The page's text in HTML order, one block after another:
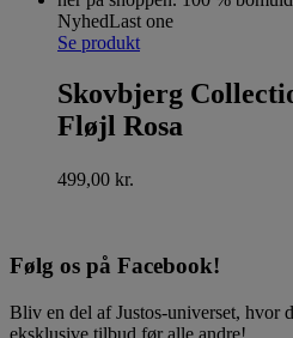
NyhedLast one
Se produkt
Skovbjerg
Fløjl Rosa
499,00 kr.
Følg os på Facebook!
Bliv en del af Justos-universet, hvor
eksklusive tilbud før alle andre!